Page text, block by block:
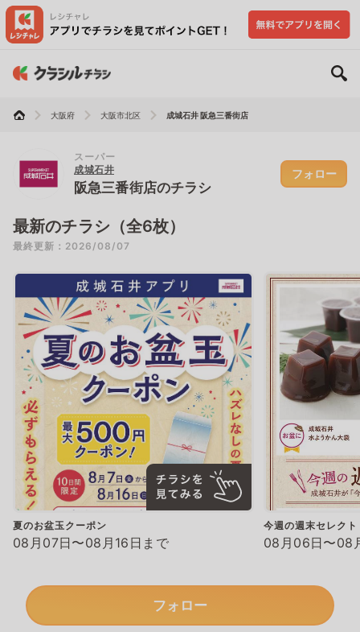
大阪府 大阪市北区 成城石井 阪急三番街店
スーパー
成城石井
阪急三番街店のチラシ
フォロー
最新のチラシ（全6枚）
最終更新：2026/08/07
夏のお盆玉クーポン
08月07日〜08月16日まで
今週の週末セレクト
08月06日〜08
フォロー